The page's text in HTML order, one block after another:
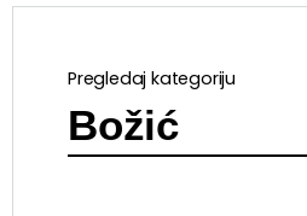
Pregledaj kategoriju
Božić